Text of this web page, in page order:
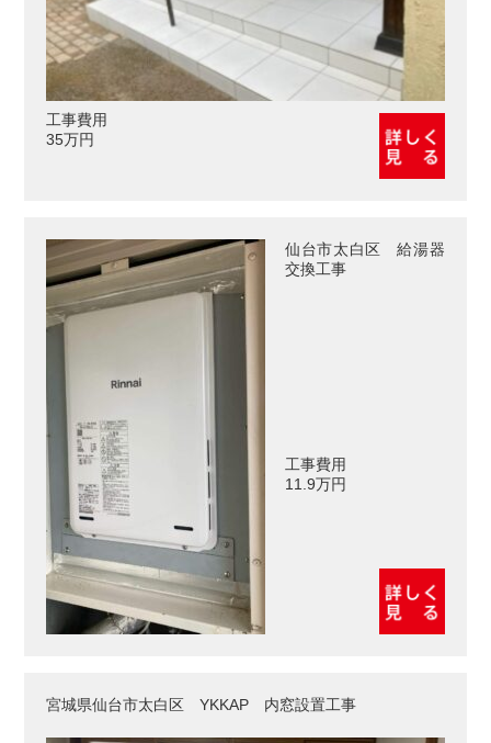
工事費用
35万円
仙台市太白区 給湯器
交換工事
工事費用
11.9万円
宮城県仙台市太白区 YKKAP 内窓設置工事